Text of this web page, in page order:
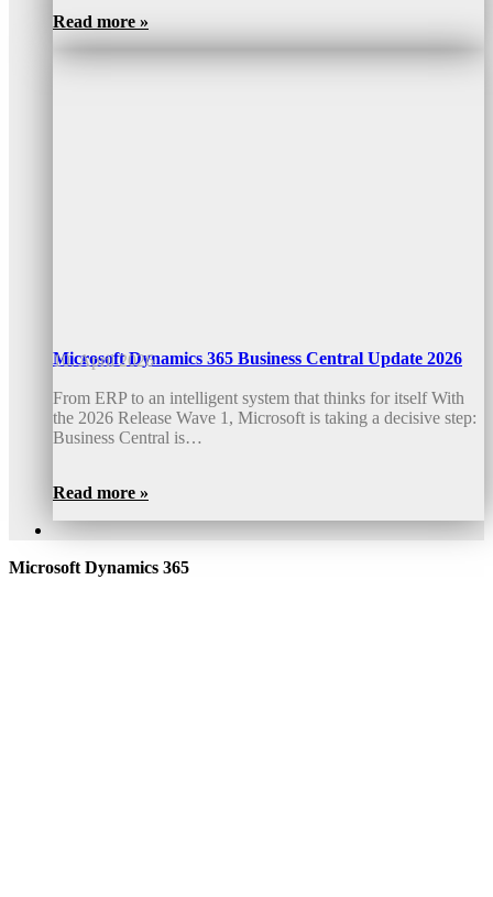
Read more »
Microsoft Dynamics 365 Business Central Update 2026
10. April 2026
From ERP to an intelligent system that thinks for itself With
the 2026 Release Wave 1, Microsoft is taking a decisive step:
Business Central is…
Read more »
Microsoft Dynamics 365